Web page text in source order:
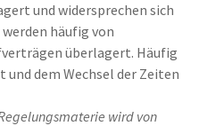
und widersprechen sich
häufig von
überlagert. Häufig
und dem Wechsel der Zeiten
wird von